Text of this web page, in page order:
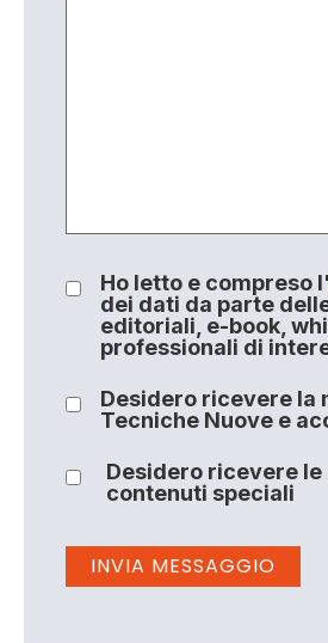
Ho letto e compreso l'
dei dati da parte
editoriali, e-book,
professionali di
Desidero ricevere la
Tecniche Nuove e
Desidero ricevere
contenuti speciali